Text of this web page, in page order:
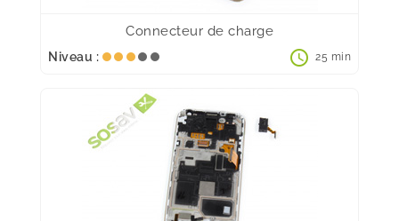
Connecteur de charge
Niveau : schedule 25 min